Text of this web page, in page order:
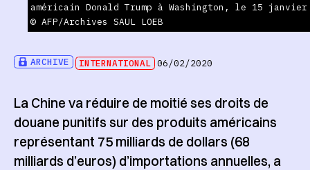
ARCHIVE INTERNATIONAL 06/02/2020
américain Donald Trump à Washington, le 15 janvier
© AFP/Archives SAUL LOEB
La Chine va réduire de moitié ses droits de
douane punitifs sur des produits américains
représentant 75 milliards de dollars (68
milliards d’euros) d’importations annuelles, a